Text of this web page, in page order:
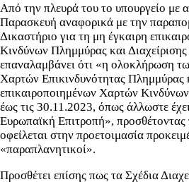
Από την πλευρά του το υπουργείο με
Παρασκευή αναφορικά με την
Δικαστήριο για τη μη έγκαιρη
Κινδύνων Πλημμύρας και
επαναλαμβάνει ότι «η ολοκλήρωση
Χαρτών Επικινδυνότητας Πλημμύρας
επικαιροποιημένων Χαρτών
έως τις 30.11.2023, όπως άλλωστε
Ευρωπαϊκή Επιτροπή»,
οφείλεται στην προετοιμασία
«παραπλανητικοί».
Προσθέτει επίσης πως τα Σχέδια